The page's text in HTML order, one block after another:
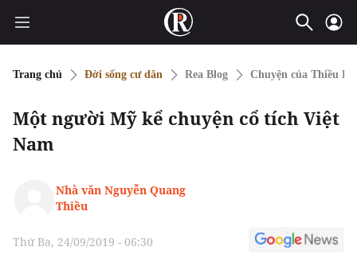
Trang chủ Đời sống cư dân Rea Blog Chuyện của Thiều
Một người Mỹ kể chuyện cổ tích Việt
Nam
Nhà văn Nguyễn Quang
Thiều
Thứ Ba, 24/09/2019 - 06:30